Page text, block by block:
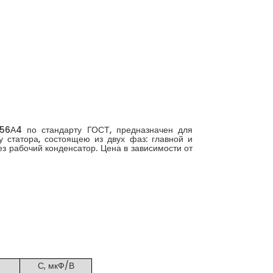
по стандарту ГОСТ, предназначен для
состоящею из двух фаз: главной и
рабочий конденсатор. Цена в зависимости от
С, мкФ/В